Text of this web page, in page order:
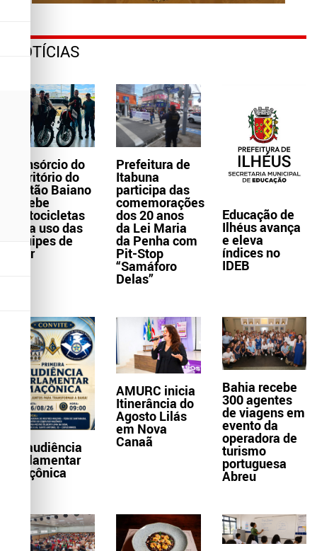
NOTÍCIAS
Consórcio do
Território do
Sertão Baiano
recebe
motocicletas
para uso das
equipes de
Ater
Prefeitura de
Itabuna
participa das
comemorações
dos 20 anos
da Lei Maria
da Penha com
Pit-Stop
“Samáforo
Delas”
Educação de
Ilhéus avança
e eleva
índices no
IDEB
1ª audiência
parlamentar
maçônica
AMURC inicia
Itinerância do
Agosto Lilás
em Nova
Canaã
Bahia recebe
300 agentes
de viagens em
evento da
operadora de
turismo
portuguesa
Abreu